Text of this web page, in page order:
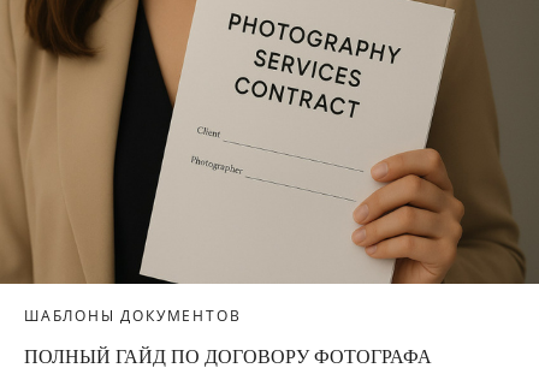
ШАБЛОНЫ ДОКУМЕНТОВ
ПОЛНЫЙ ГАЙД ПО ДОГОВОРУ ФОТОГРАФА